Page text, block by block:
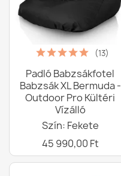
(13)
Padló Babzsákfotel
Babzsák XL Bermuda -
Outdoor Pro Kültéri
Vízálló
Szín: Fekete
45 990,00 Ft